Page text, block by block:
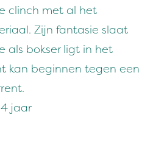
clinch met al het
Zijn fantasie slaat
als bokser ligt in het
kan beginnen tegen een
jaar